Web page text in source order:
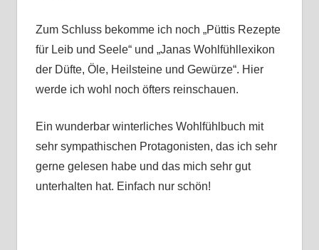
Zum Schluss bekomme ich noch „Püttis Rezepte
für Leib und Seele“ und „Janas Wohlfühllexikon
der Düfte, Öle, Heilsteine und Gewürze“. Hier
werde ich wohl noch öfters reinschauen.
Ein wunderbar winterliches Wohlfühlbuch mit
sehr sympathischen Protagonisten, das ich sehr
gerne gelesen habe und das mich sehr gut
unterhalten hat. Einfach nur schön!